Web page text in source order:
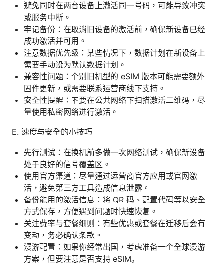
避免同时在两台设备上激活同一号码，可能导致冲突
或服务中断。
牢记备份：在取消旧设备的激活前，确保新设备已经
成功激活并可用。
注意数据优先级：某些情况下，数据计划在新设备上
需要手动设为默认数据计划。
兼容性问题：个别旧机型的 eSIM 版本可能需要额外
固件更新，或需要联系运营商线下支持。
安全性提醒：不要在公共网络下扫描激活二维码，尽
量使用私密网络进行激活。
E. 速度与安全的小技巧
先行测试：在换机前多做一次网络测试，确保新设备
处于良好的信号覆盖区。
使用官方渠道：尽量通过运营商官方应用或官网激
活，避免第三方工具造成信息泄露。
备份能用的激活信息：将 QR 码、配置代码等以安全
方式保存，方便遇到问题时快速恢复。
关注费率与套餐细则：有些优惠或套餐在迁移后会有
变动，务必确认条款。
漫游配置：如果你经常出国，考虑准备一个全球漫游
方案，但要注意是否支持 eSIM。